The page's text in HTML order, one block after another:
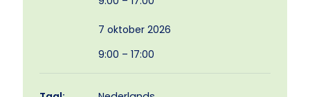
7 oktober 2026
9:00 – 17:00